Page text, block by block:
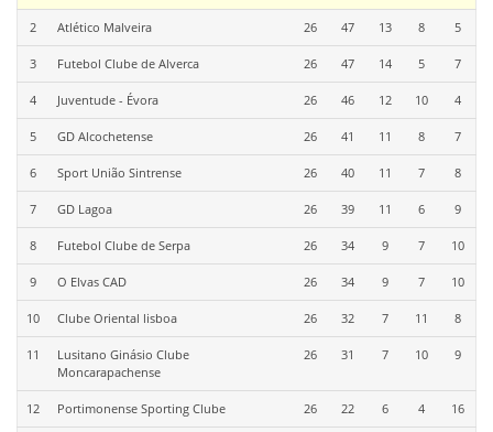
2 Atlético Malveira 26 47 13 8 5
3 Futebol Clube de Alverca 26 47 14 5 7
4 Juventude - Évora 26 46 12 10 4
5 GD Alcochetense 26 41 11 8 7
6 Sport União Sintrense 26 40 11 7 8
7 GD Lagoa 26 39 11 6 9
8 Futebol Clube de Serpa 26 34 9 7 10
9 O Elvas CAD 26 34 9 7 10
10 Clube Oriental lisboa 26 32 7 11 8
11
Lusitano Ginásio Clube
Moncarapachense
26 31 7 10 9
12 Portimonense Sporting Clube 26 22 6 4 16